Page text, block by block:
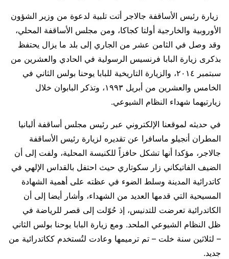
زيارة رئيس الأساقفة جالاجر أتت تلبية لدعوة من وزير الشؤون
الأوروبية والخارجية أولتا كجاكا، ومن مجلس الأساقفة المحلي،
وقد وصل في الثامن عشر من الجاري إلى بلد ما يزال يحتفظ
بذكرى زيارة البابا فرنسيس الرسولية في الحادي والعشرين من
سبتمبر ٢٠١٤، والزيارة التاريخية للبابا يوحنا بولس الثاني في
الخامس والعشرين من أبريل ١٩٩٣، وتذكر البابوان خلال
زيارتيهما شهداء النظام الشيوعي.
في حديثه لموقعنا الإلكتروني عبر رئيس مجلس أساقفة ألبانيا
المطران أنجيلو ماسافرا عن تقديره لزيارة رئيس الأساقفة
جالاجر، مؤكدا أنها تشكل حافزاً للكنيسة المحلية، ولفت إلى أن
الضيف الفاتيكاني زار سكوتاري حيث احتفل بالقداس الإلهي في
كاتدرائية المدينة وسلط الضوء في عظته على أهمية الشهادة
المسيحية التي قدمها العديد من الشهداء، وأشار أيضا إلى أن
الكاتدرائية تعرضت للتدنيس، إذ حُوّلت إلى قصر للرياضة في
ظل النظام الشيوعي الملحد. ومع زيارة البابا يوحنا بولس الثاني
– لثلاثين سنة خلت – تم ترميمها وعادت لتُستخدم ككاتدرائية من
جديد.